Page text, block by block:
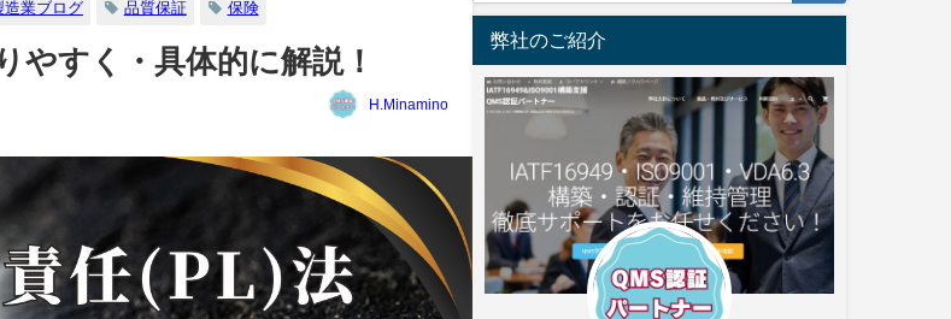
造業ブログ 品質保証 保険
やすく・具体的に解説！
H.Minamino
弊社のご紹介